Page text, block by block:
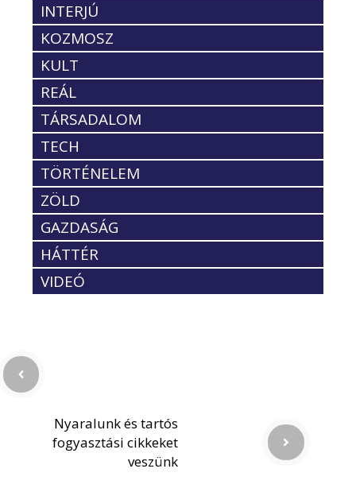
INTERJÚ
KOZMOSZ
KULT
REÁL
TÁRSADALOM
TECH
TÖRTÉNELEM
ZÖLD
GAZDASÁG
HÁTTÉR
VIDEÓ
Nyaralunk és tartós
fogyasztási cikkeket
veszünk